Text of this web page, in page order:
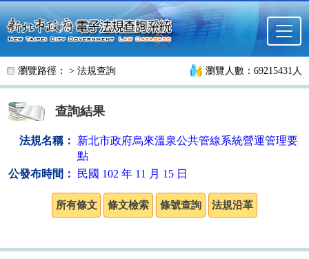
跳至主要內容
瀏覽路徑： > 法規查詢 瀏覽人數：69215431人
查詢結果
法規名稱：
新北市政府烏來溫泉公共管線系統營運管理要
點
公發布時間：
民國 102 年 11 月 15 日